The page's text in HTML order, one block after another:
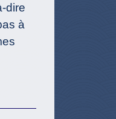
dire
à